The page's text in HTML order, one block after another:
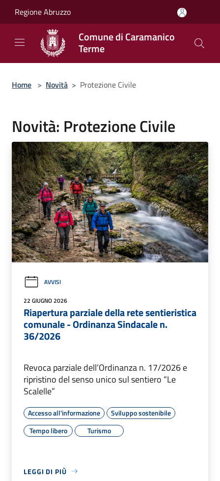
Regione Abruzzo
Comune di Caramanico
Terme
Home > Novità > Protezione Civile
Novità: Protezione Civile
AVVISI
22 GIUGNO 2026
Riapertura parziale della rete sentieristica
comunale - Ordinanza Sindacale n.
36/2026
Revoca parziale dell’Ordinanza n. 17/2026 e
ripristino del senso unico sul sentiero “Le
Scalelle”
Accesso all'informazione
Sviluppo sostenibile
Tempo libero
Turismo
LEGGI DI PIÙ